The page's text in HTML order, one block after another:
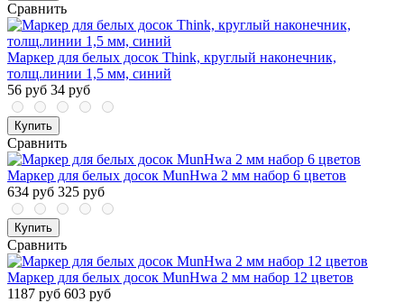
Сравнить
Маркер для белых досок Think, круглый наконечник,
толщ.линии 1,5 мм, синий
56 руб 34 руб
Купить
Сравнить
Маркер для белых досок MunHwa 2 мм набор 6 цветов
634 руб 325 руб
Купить
Сравнить
Маркер для белых досок MunHwa 2 мм набор 12 цветов
1187 руб 603 руб